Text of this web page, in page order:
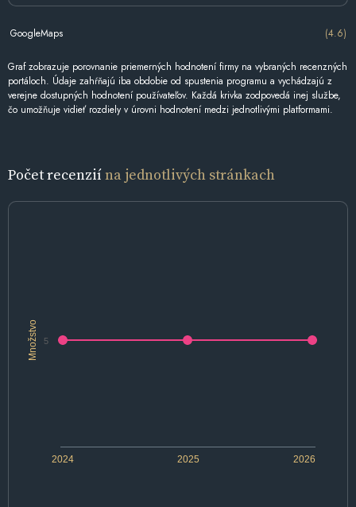
GoogleMaps (4.6)
Graf zobrazuje porovnanie priemerných hodnotení firmy na vybraných recenzných
portáloch. Údaje zahŕňajú iba obdobie od spustenia programu a vychádzajú z
verejne dostupných hodnotení používateľov. Každá krivka zodpovedá inej službe,
čo umožňuje vidieť rozdiely v úrovni hodnotení medzi jednotlivými platformami.
Počet recenziína jednotlivých stránkach
Množstvo
2024 2025 2026
5